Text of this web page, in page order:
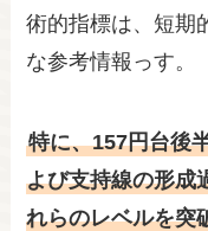
術的指標は、短期
な参考情報っす。
特に、157円台後
よび支持線の形成
れらのレベルを突